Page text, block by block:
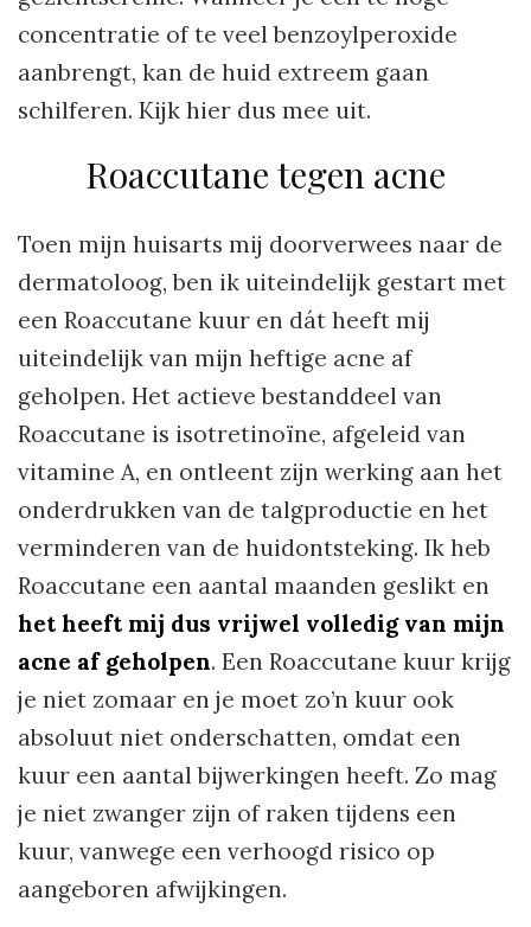
concentratie of te veel benzoylperoxide
aanbrengt, kan de huid extreem gaan
schilferen. Kijk hier dus mee uit.
Roaccutane tegen acne
Toen mijn huisarts mij doorverwees naar de
dermatoloog, ben ik uiteindelijk gestart met
een Roaccutane kuur en dát heeft mij
uiteindelijk van mijn heftige acne af
geholpen. Het actieve bestanddeel van
Roaccutane is isotretinoïne, afgeleid van
vitamine A, en ontleent zijn werking aan het
onderdrukken van de talgproductie en het
verminderen van de huidontsteking. Ik heb
Roaccutane een aantal maanden geslikt en
het heeft mij dus vrijwel volledig van mijn
acne af geholpen. Een Roaccutane kuur krijg
je niet zomaar en je moet zo’n kuur ook
absoluut niet onderschatten, omdat een
kuur een aantal bijwerkingen heeft. Zo mag
je niet zwanger zijn of raken tijdens een
kuur, vanwege een verhoogd risico op
aangeboren afwijkingen.